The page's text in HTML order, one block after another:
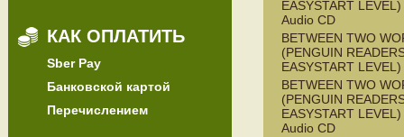
КАК ОПЛАТИТЬ
Sber Pay
Банковской картой
Перечислением
EASYSTART
Audio CD
BETWEEN TWO
(PENGUIN
EASYSTART
BETWEEN TWO
(PENGUIN
EASYSTART
Audio CD